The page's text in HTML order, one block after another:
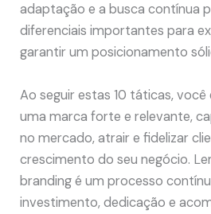
adaptação e a busca contínua
diferenciais importantes para
garantir um posicionamento
Ao seguir estas 10 táticas,
uma marca forte e relevante,
no mercado, atrair e fidelizar
crescimento do seu negócio.
branding é um processo
investimento, dedicação e